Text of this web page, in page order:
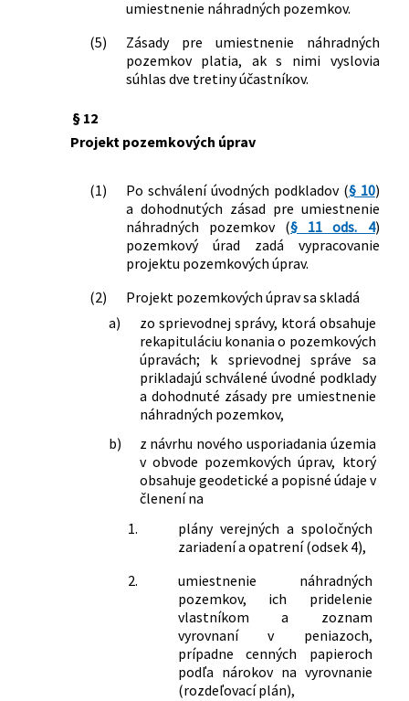
umiestnenie náhradných pozemkov.
(5)
Zásady pre umiestnenie náhradných
pozemkov platia, ak s nimi vyslovia
súhlas dve tretiny účastníkov.
§ 12
Projekt pozemkových úprav
(1) Po schválení úvodných podkladov (§ 10)
a dohodnutých zásad pre umiestnenie
náhradných pozemkov (§ 11 ods. 4)
pozemkový úrad zadá vypracovanie
projektu pozemkových úprav.
(2)
Projekt pozemkových úprav sa skladá
a)
zo sprievodnej správy, ktorá obsahuje
rekapituláciu konania o pozemkových
úpravách; k sprievodnej správe sa
prikladajú schválené úvodné podklady
a dohodnuté zásady pre umiestnenie
náhradných pozemkov,
b)
z návrhu nového usporiadania územia
v obvode pozemkových úprav, ktorý
obsahuje geodetické a popisné údaje v
členení na
1.
plány verejných a spoločných
zariadení a opatrení (odsek 4),
2.
umiestnenie náhradných
pozemkov, ich pridelenie
vlastníkom a zoznam
vyrovnaní v peniazoch,
prípadne cenných papieroch
podľa nárokov na vyrovnanie
(rozdeľovací plán),